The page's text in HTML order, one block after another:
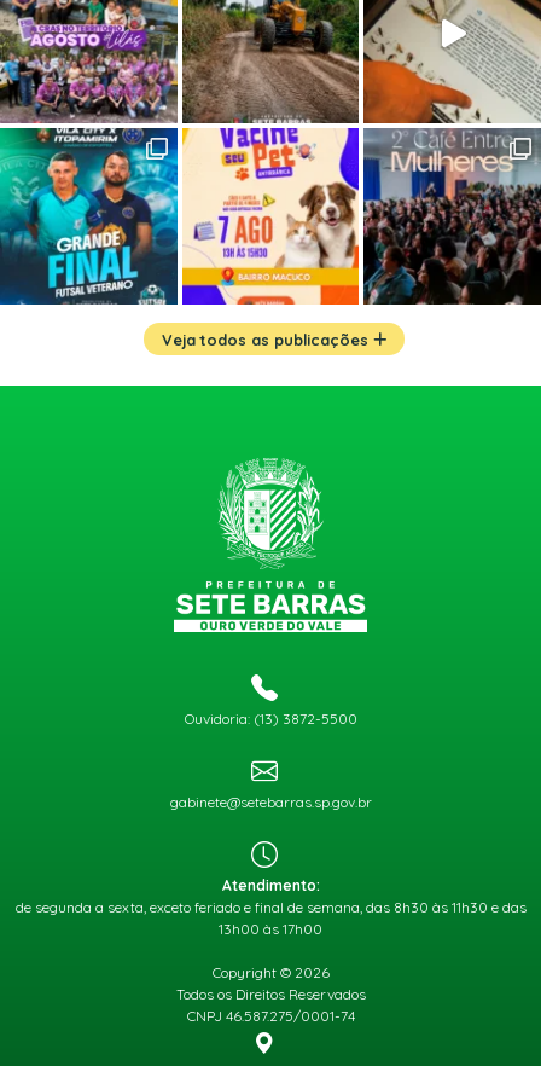
Veja todos as publicações
Ouvidoria: (13) 3872-5500
gabinete@setebarras.sp.gov.br
Atendimento:
de segunda a sexta, exceto feriado e final de semana, das 8h30 às 11h30 e das
13h00 às 17h00
Copyright © 2026
Todos os Direitos Reservados
CNPJ 46.587.275/0001-74